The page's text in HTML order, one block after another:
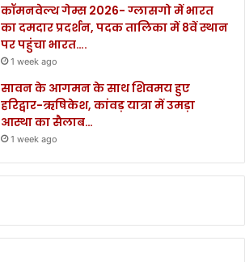
कॉमनवेल्थ गेम्स 2026- ग्लासगो में भारत
का दमदार प्रदर्शन, पदक तालिका में 8वें स्थान
पर पहुंचा भारत….
1 week ago
सावन के आगमन के साथ शिवमय हुए
हरिद्वार-ऋषिकेश, कांवड़ यात्रा में उमड़ा
आस्था का सैलाब…
1 week ago